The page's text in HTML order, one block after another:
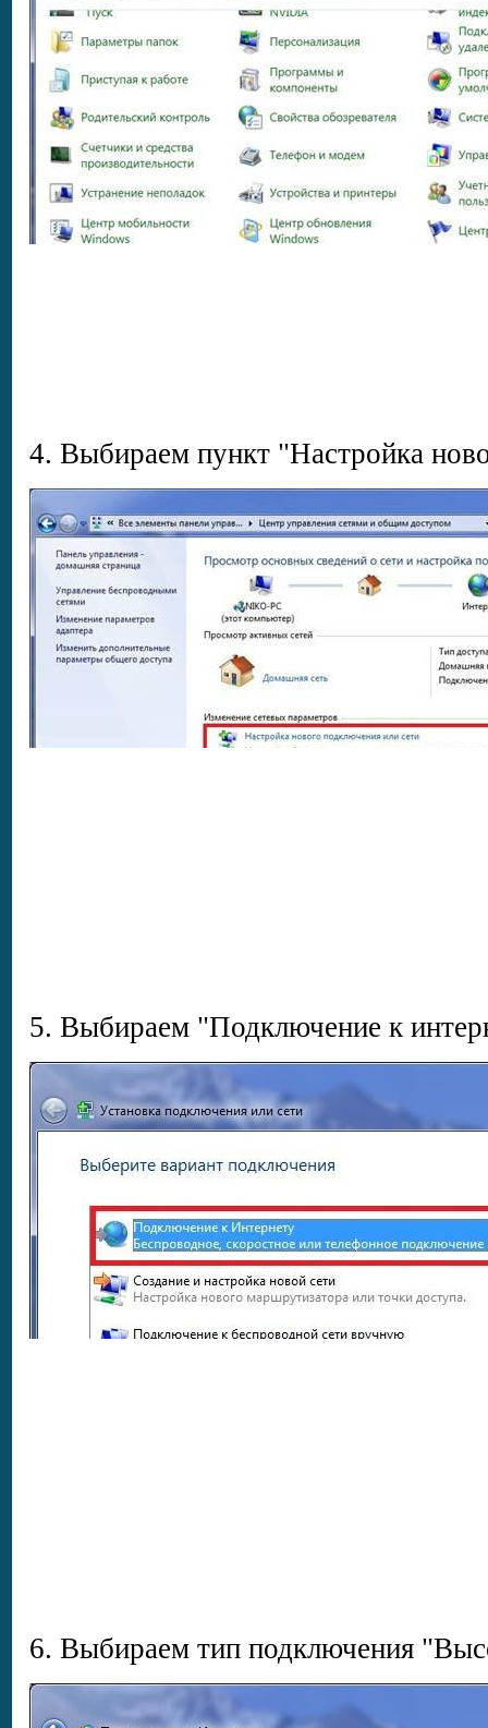
4. Выбираем пункт "Настройка
5. Выбираем "Подключение к
6. Выбираем тип подключения